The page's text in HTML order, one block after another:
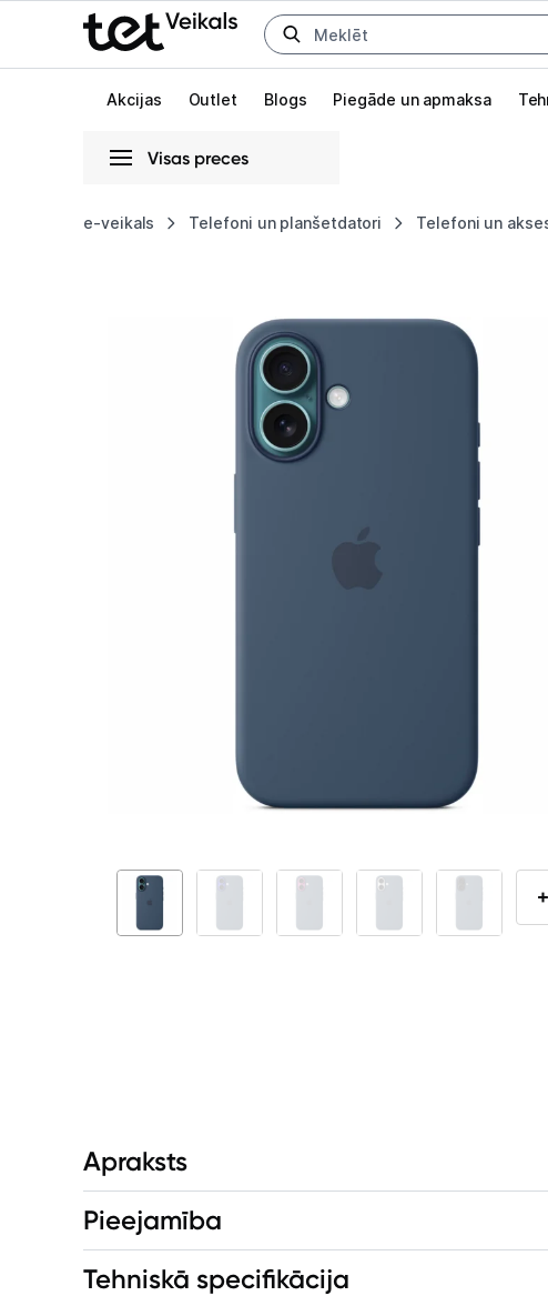
Uz kategorijam Uz galveno saturu
Akcijas Outlet Blogs Piegāde un apmaksa
Visas preces
e-veikals Telefoni un planšetdatori Telefoni un
Globāls iestatījums animāciju aktivizēšanai vai deaktivizēšanai visā lapā.
Apraksts
Pieejamība
Tehniskā specifikācija